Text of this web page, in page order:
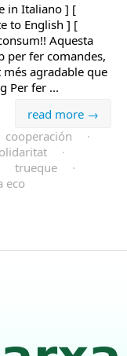
in Italiano ] [
to English ] [
Aquesta
per fer comandes,
agradable que
Per fer ...
read more →
cooperación
·
·
trueque
·
eco